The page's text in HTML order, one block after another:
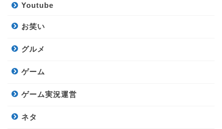
Youtube
お笑い
グルメ
ゲーム
ゲーム実況運営
ネタ